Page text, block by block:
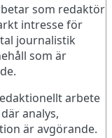
som redaktör
intresse för
journalistik
som är
arbete
analys,
är avgörande.